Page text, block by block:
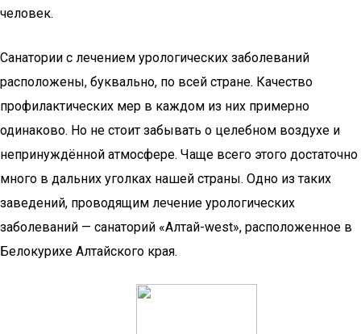
человек.
Санатории с лечением урологических заболеваний
расположены, буквально, по всей стране. Качество
профилактических мер в каждом из них примерно
одинаково. Но не стоит забывать о целебном воздухе и
непринуждённой атмосфере. Чаще всего этого достаточно
много в дальних уголках нашей страны. Одно из таких
заведений, проводящим лечение урологических
заболеваний — санаторий «Алтай-west», расположенное в
Белокурихе Алтайского края.